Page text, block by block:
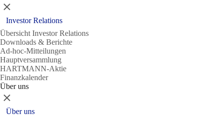
Schließen
Investor Relations
Übersicht Investor Relations
Downloads & Berichte
Ad-hoc-Mitteilungen
Hauptversammlung
HARTMANN-Aktie
Finanzkalender
Über uns
Schließen
Über uns